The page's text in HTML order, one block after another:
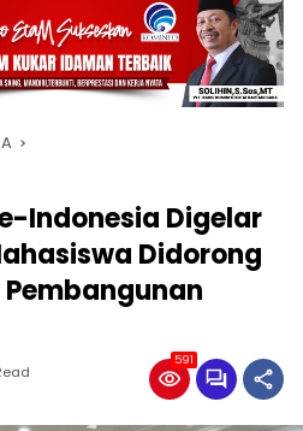
Indonesia Digelar
Didorong
591